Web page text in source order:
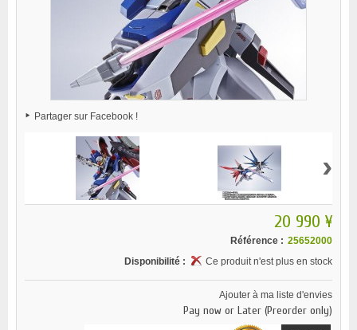
Partager sur Facebook !
›
20 990 ¥
Référence : 25652000
Disponibilité :
Ce produit n'est plus en stock
Ajouter à ma liste d'envies
Pay now or Later (Preorder only)